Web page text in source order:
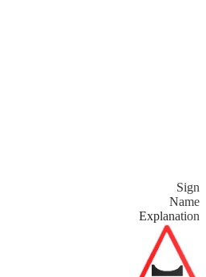
Sign
Name
Explanation